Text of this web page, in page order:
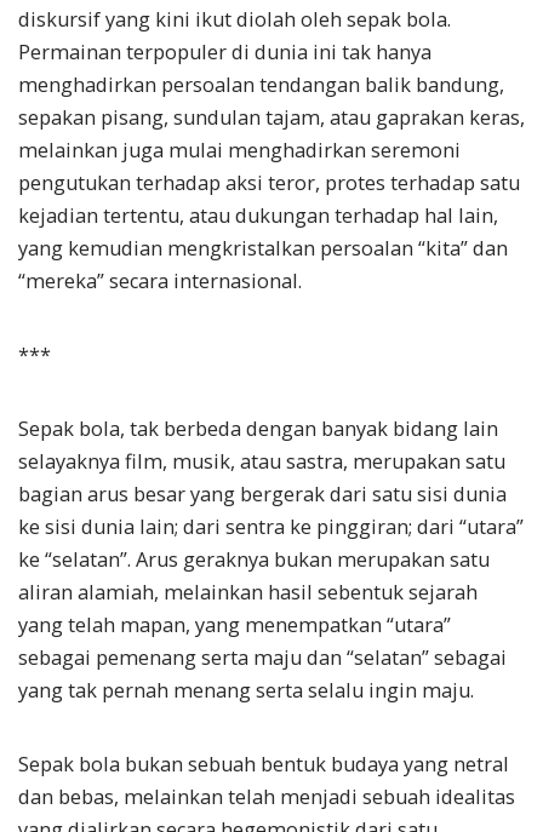
diskursif yang kini ikut diolah oleh sepak bola.
Permainan terpopuler di dunia ini tak hanya
menghadirkan persoalan tendangan balik bandung,
sepakan pisang, sundulan tajam, atau gaprakan keras,
melainkan juga mulai menghadirkan seremoni
pengutukan terhadap aksi teror, protes terhadap satu
kejadian tertentu, atau dukungan terhadap hal lain,
yang kemudian mengkristalkan persoalan “kita” dan
“mereka” secara internasional.
***
Sepak bola, tak berbeda dengan banyak bidang lain
selayaknya film, musik, atau sastra, merupakan satu
bagian arus besar yang bergerak dari satu sisi dunia
ke sisi dunia lain; dari sentra ke pinggiran; dari “utara”
ke “selatan”. Arus geraknya bukan merupakan satu
aliran alamiah, melainkan hasil sebentuk sejarah
yang telah mapan, yang menempatkan “utara”
sebagai pemenang serta maju dan “selatan” sebagai
yang tak pernah menang serta selalu ingin maju.
Sepak bola bukan sebuah bentuk budaya yang netral
dan bebas, melainkan telah menjadi sebuah idealitas